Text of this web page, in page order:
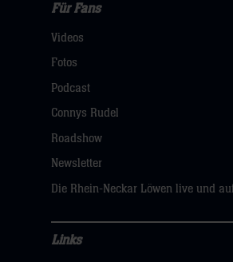
Fans
Navigation
öffnen,
dann
hier
Für Fans
Videos
Fotos
Podcast
Connys Rudel
Roadshow
Newsletter
Die Rhein-Neckar Löwen live und
Links